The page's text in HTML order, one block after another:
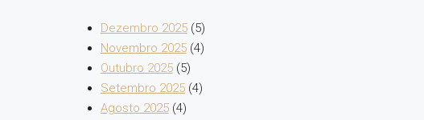
Dezembro 2025(5)
Novembro 2025(4)
Outubro 2025(5)
Setembro 2025(4)
Agosto 2025(4)